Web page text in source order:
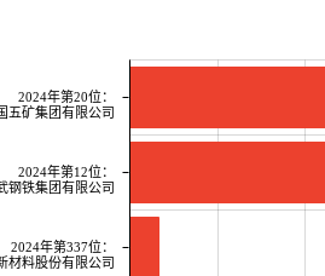
2024年第20位：
五矿集团有限公司
2024年第12位：
钢铁集团有限公司
2024年第337位：
材料股份有限公司